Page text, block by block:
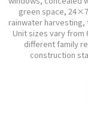
green space,
rainwater
Unit sizes vary
different family
construction